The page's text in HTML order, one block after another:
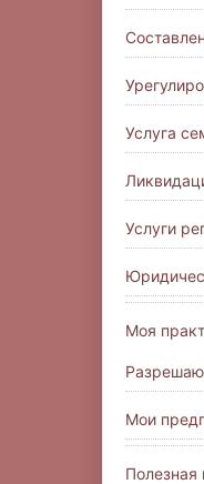
Услуга
Услуги
Моя
Мои